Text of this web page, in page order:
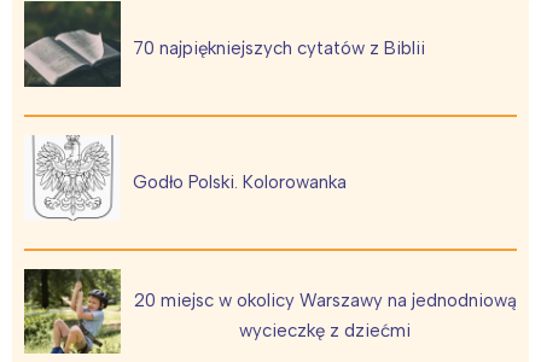
70 najpiękniejszych cytatów z Biblii
Godło Polski. Kolorowanka
20 miejsc w okolicy Warszawy na jednodniową
wycieczkę z dziećmi